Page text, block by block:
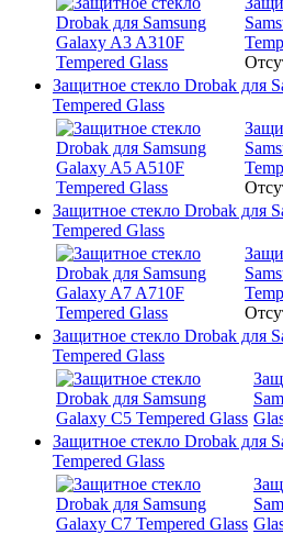
Защитное стекло Drobak для
Tempered Glass
Защитное стекло Drobak для
Tempered Glass
Защитное стекло Drobak для
Tempered Glass
Защитное стекло Drobak для
Tempered Glass